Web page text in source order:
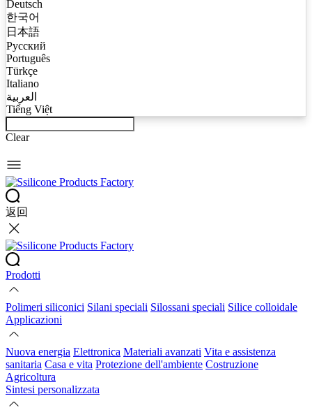
Deutsch
한국어
日本語
Русский
Português
Türkçe
Italiano
العربية
Tiếng Việt
Clear
返回
Prodotti
Polimeri siliconici Silani speciali Silossani speciali Silice colloidale
Applicazioni
Nuova energia Elettronica Materiali avanzati Vita e assistenza
sanitaria Casa e vita Protezione dell'ambiente Costruzione
Agricoltura
Sintesi personalizzata